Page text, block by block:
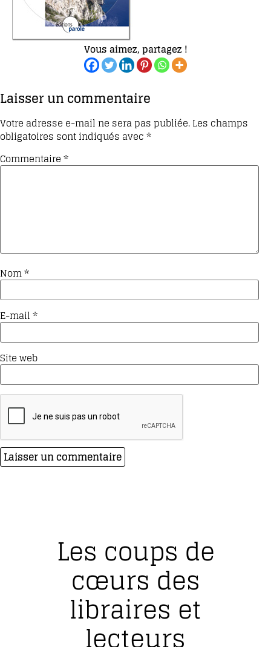
Vous aimez, partagez !
Laisser un commentaire
Votre adresse e-mail ne sera pas publiée.Les champs
obligatoires sont indiqués avec*
Commentaire*
Nom*
E-mail*
Site web
Les coups de
cœurs des
libraires et